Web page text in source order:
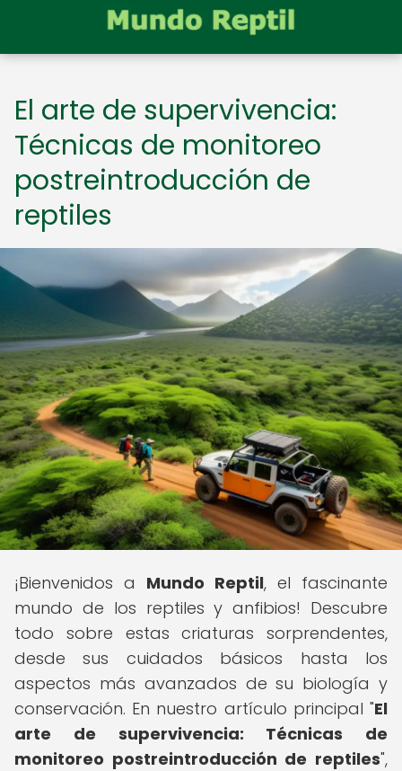
El arte de supervivencia:
Técnicas de monitoreo
postreintroducción de
reptiles
¡Bienvenidos a Mundo Reptil, el fascinante
mundo de los reptiles y anfibios! Descubre
todo sobre estas criaturas sorprendentes,
desde sus cuidados básicos hasta los
aspectos más avanzados de su biología y
conservación. En nuestro artículo principal "El
arte de supervivencia: Técnicas de
monitoreo postreintroducción de reptiles",